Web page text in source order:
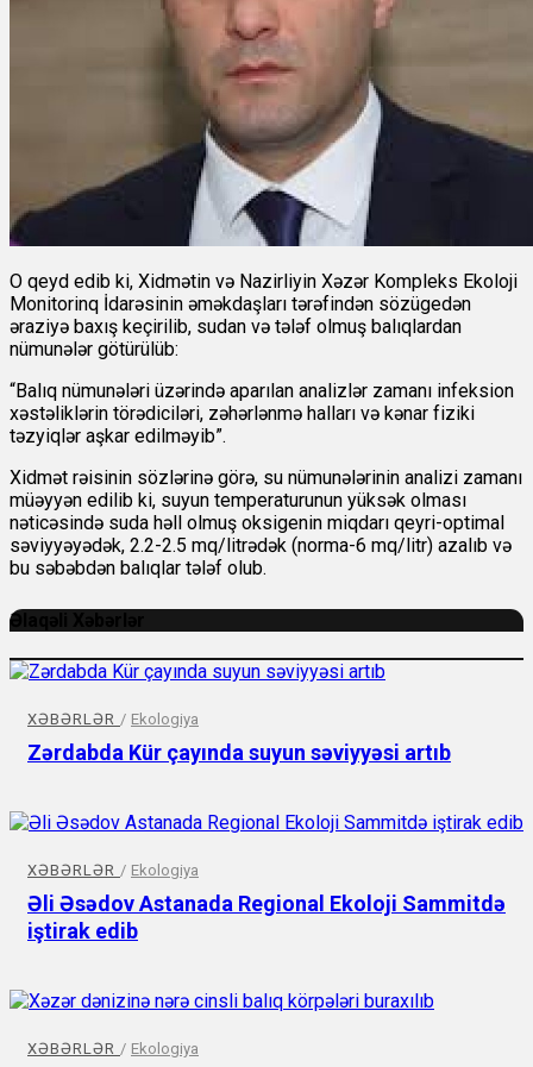
O qeyd edib ki, Xidmətin və Nazirliyin Xəzər Kompleks Ekoloji
Monitorinq İdarəsinin əməkdaşları tərəfindən sözügedən
əraziyə baxış keçirilib, sudan və tələf olmuş balıqlardan
nümunələr götürülüb:
“Balıq nümunələri üzərində aparılan analizlər zamanı infeksion
xəstəliklərin törədiciləri, zəhərlənmə halları və kənar fiziki
təzyiqlər aşkar edilməyib”.
Xidmət rəisinin sözlərinə görə, su nümunələrinin analizi zamanı
müəyyən edilib ki, suyun temperaturunun yüksək olması
nəticəsində suda həll olmuş oksigenin miqdarı qeyri-optimal
səviyyəyədək, 2.2-2.5 mq/litrədək (norma-6 mq/litr) azalıb və
bu səbəbdən balıqlar tələf olub.
Əlaqəli Xəbərlər
XƏBƏRLƏR / Ekologiya
Zərdabda Kür çayında suyun səviyyəsi artıb
XƏBƏRLƏR / Ekologiya
Əli Əsədov Astanada Regional Ekoloji Sammitdə
iştirak edib
XƏBƏRLƏR / Ekologiya